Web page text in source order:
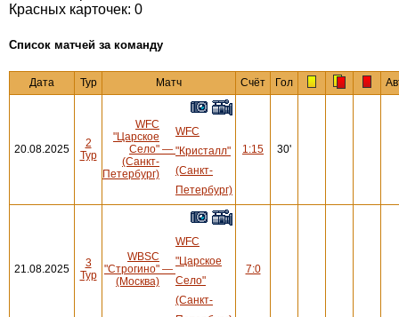
Красных карточек: 0
Cписок матчей за команду
Дата Тур Матч Счёт Гол
20.08.2025
2
Тур
WFC
"Царское
Село"
(Санкт-
Петербург)
—
WFC
"Кристалл"
(Санкт-
Петербург)
1:15 30'
21.08.2025
3
Тур
WBSC
"Строгино"
(Москва)
—
WFC
"Царское
Село"
(Санкт-
7:0